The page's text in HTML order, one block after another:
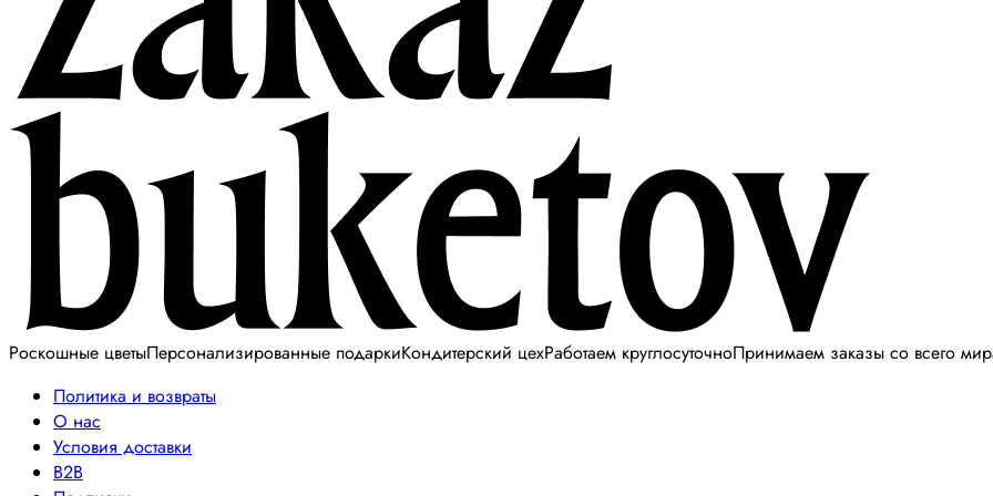
Роскошные цветыПерсонализированные подаркиКондитерский цехРаботаем круглосуточноПринимаем заказы со всего
Политика и возвраты
О нас
Условия доставки
B2B